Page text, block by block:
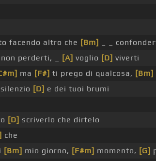
facendo altro che [Bm]
_ _
non perderti, _ [A] voglio [D] viverti
ma [F#] ti prego di qualcosa, [Bm]
silenzio [D] e dei tuoi brumi
[D] scriverlo che dirtelo
che
[Bm] mio giorno, [F#m] momento, [G]